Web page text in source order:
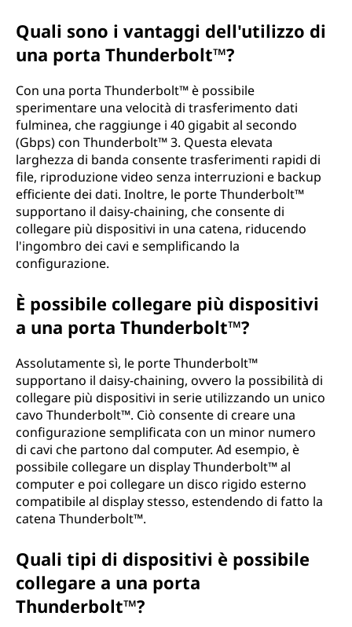
Quali sono i vantaggi dell'utilizzo di
una porta Thunderbolt™?
Con una porta Thunderbolt™ è possibile
sperimentare una velocità di trasferimento dati
fulminea, che raggiunge i 40 gigabit al secondo
(Gbps) con Thunderbolt™ 3. Questa elevata
larghezza di banda consente trasferimenti rapidi di
file, riproduzione video senza interruzioni e backup
efficiente dei dati. Inoltre, le porte Thunderbolt™
supportano il daisy-chaining, che consente di
collegare più dispositivi in una catena, riducendo
l'ingombro dei cavi e semplificando la
configurazione.
È possibile collegare più dispositivi
a una porta Thunderbolt™?
Assolutamente sì, le porte Thunderbolt™
supportano il daisy-chaining, ovvero la possibilità di
collegare più dispositivi in serie utilizzando un unico
cavo Thunderbolt™. Ciò consente di creare una
configurazione semplificata con un minor numero
di cavi che partono dal computer. Ad esempio, è
possibile collegare un display Thunderbolt™ al
computer e poi collegare un disco rigido esterno
compatibile al display stesso, estendendo di fatto la
catena Thunderbolt™.
Quali tipi di dispositivi è possibile
collegare a una porta
Thunderbolt™?